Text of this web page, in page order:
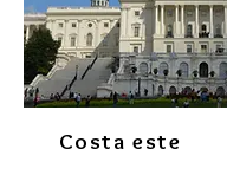
Costa este